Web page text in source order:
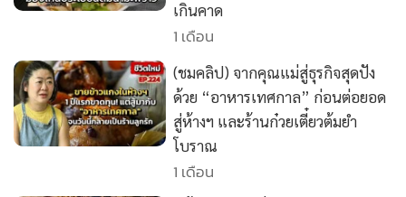
• อินโดจีน
• กองทุนรวม
• Celeb Online
เกินคาด
1 เดือน
(ชมคลิป) จากคุณแม่สู่ธุรกิจสุดปัง
ด้วย “อาหารเทศกาล” ก่อนต่อยอด
สู่ห้างฯ และร้านก๋วยเตี๋ยวต้มยำ
โบราณ
1 เดือน